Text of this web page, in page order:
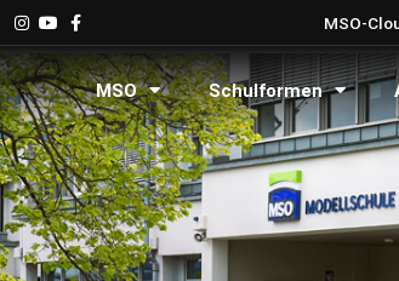
MSO-
MSO Schulformen